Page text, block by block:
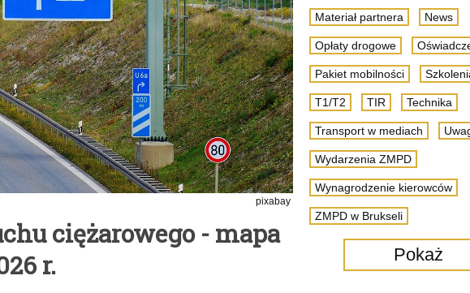
pixabay
ciężarowego - mapa
r.
Materiał partnera News
Opłaty drogowe
Pakiet mobilności
T1/T2 TIR Technika
Transport w mediach
Wydarzenia ZMPD
Wynagrodzenie kierowców
ZMPD w Brukseli
Pokaż